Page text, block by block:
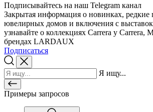
Подписывайтесь на наш Telegram канал
Закрытая информация о новинках,
ювелирных домов и включения с
узнавайте о коллекциях Carrera y Carrera,
брендах LARDAUX
Подписаться
Я ищу...
Примеры запросов